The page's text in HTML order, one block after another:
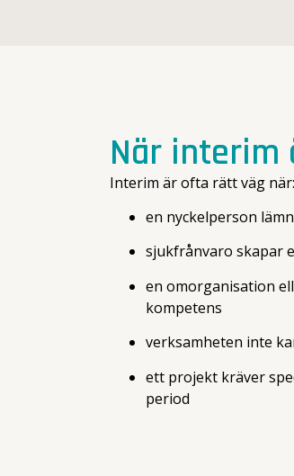
När interim
Interim är ofta rätt väg när:
en nyckelperson
sjukfrånvaro skapar
en omorganisation
kompetens
verksamheten inte
ett projekt kräver
period